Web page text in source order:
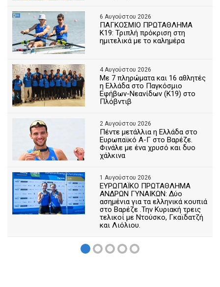
6 Αυγούστου 2026
ΠΑΓΚΟΣΜΙΟ ΠΡΩΤΑΘΛΗΜΑ
Κ19: Τριπλή πρόκριση στη
ημιτελικά με το καλημέρα
4 Αυγούστου 2026
Με 7 πληρώματα και 16 αθλητές
η Ελλάδα στο Παγκόσμιο
Εφήβων-Νεανίδων (Κ19) στο
Πλόβντιβ
2 Αυγούστου 2026
Πέντε μετάλλια η Ελλάδα στο
Ευρωπαϊκό Α-Γ στο Βαρέζε.
Φινάλε με ένα χρυσό και δυο
χάλκινα
1 Αυγούστου 2026
ΕΥΡΩΠΑΪΚΟ ΠΡΩΤΑΘΛΗΜΑ
ΑΝΔΡΩΝ ΓΥΝΑΙΚΩΝ: Δύο
ασημένια για τα ελληνικά κουπιά
στο Βαρέζε .Την Κυριακή τρεις
τελικοί με Ντούσκο, Γκαϊδατζή
και Λιόλιου.